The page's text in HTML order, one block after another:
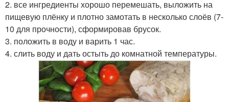
2. все ингредиенты хорошо перемешать, выложить на
пищевую плёнку и плотно замотать в несколько слоёв (7-
10 для прочности), сформировав брусок.
3. положить в воду и варить 1 час.
4. слить воду и дать остыть до комнатной температуры.